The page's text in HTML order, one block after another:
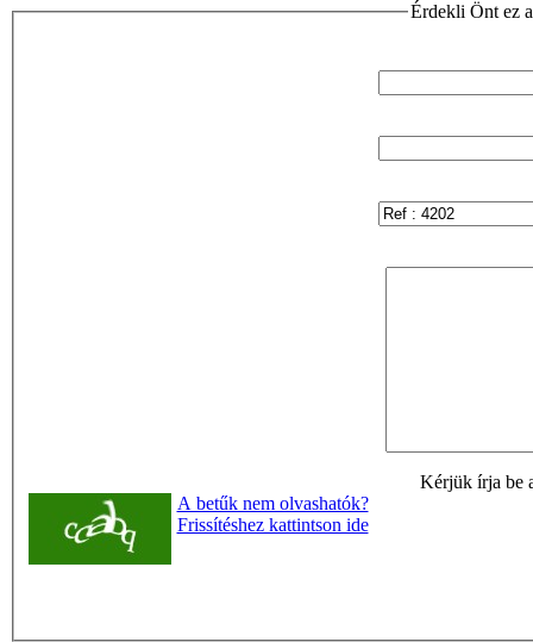
Érdekli Önt ez
Kérjük írja be
A betűk nem olvashatók?
Frissítéshez kattintson ide